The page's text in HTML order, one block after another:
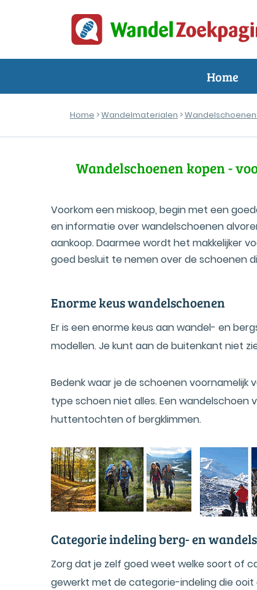
Home
Home >Wandelmaterialen >
Wandelschoenen kopen -
Voorkom een miskoop, begin met een
en informatie over wandelschoenen
aankoop. Daarmee wordt het makkelijker
goed besluit te nemen over de schoenen
Enorme keus wandelschoenen
Er is een enorme keus aan wandel- en
modellen. Je kunt aan de buitenkant niet
Bedenk waar je de schoenen voornamelijk
type schoen niet alles. Een wandelschoen
huttentochten of bergklimmen.
Categorie indeling berg- en
Zorg dat je zelf goed weet welke soort of
gewerkt met de categorie-indeling die ooit